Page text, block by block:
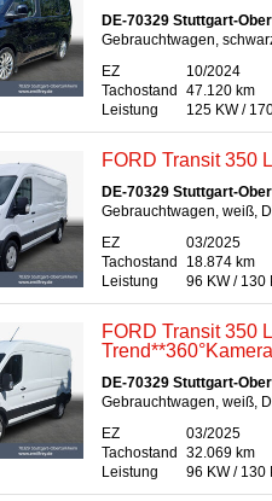
DE-70329 Stuttgart-
Gebrauchtwagen,
EZ
10/2024
Tachostand
47.120 km
Leistung
125 KW /
FORD Transit 350
DE-70329 Stuttgart-
Gebrauchtwagen, weiß,
EZ
03/2025
Tachostand
18.874 km
Leistung
96 KW / 130
FORD Transit 350
DE-70329 Stuttgart-
Gebrauchtwagen, weiß,
EZ
03/2025
Tachostand
32.069 km
Leistung
96 KW / 130